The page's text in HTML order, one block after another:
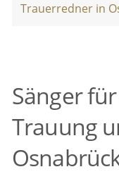
Trauerredner in
Sänger
Trauung